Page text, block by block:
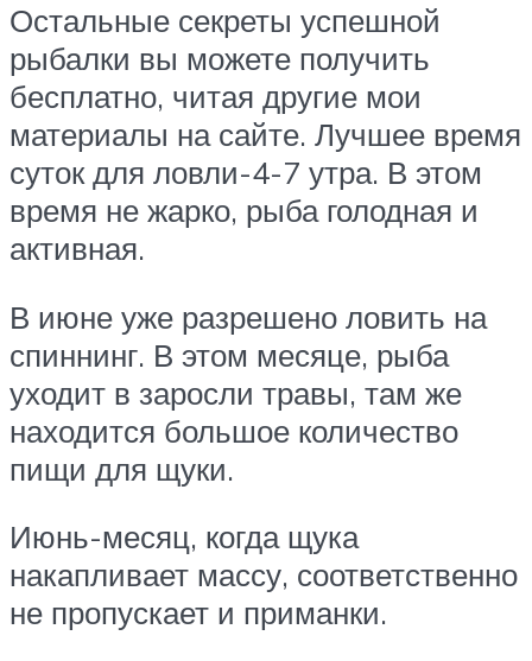
Остальные секреты успешной
рыбалки вы можете получить
бесплатно, читая другие мои
материалы на сайте. Лучшее время
суток для ловли-4-7 утра. В этом
время не жарко, рыба голодная и
активная.
В июне уже разрешено ловить на
спиннинг. В этом месяце, рыба
уходит в заросли травы, там же
находится большое количество
пищи для щуки.
Июнь-месяц, когда щука
накапливает массу, соответственно
не пропускает и приманки.